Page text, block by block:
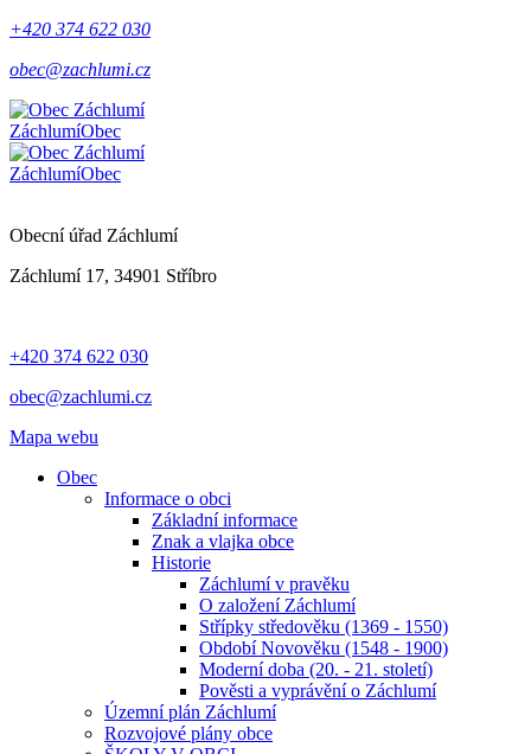
+420 374 622 030
obec@zachlumi.cz
ZáchlumíObec
ZáchlumíObec
Obecní úřad Záchlumí
Záchlumí 17, 34901 Stříbro
+420 374 622 030
obec@zachlumi.cz
Mapa webu
Obec
Informace o obci
Základní informace
Znak a vlajka obce
Historie
Záchlumí v pravěku
O založení Záchlumí
Střípky středověku (1369 - 1550)
Období Novověku (1548 - 1900)
Moderní doba (20. - 21. století)
Pověsti a vyprávění o Záchlumí
Územní plán Záchlumí
Rozvojové plány obce